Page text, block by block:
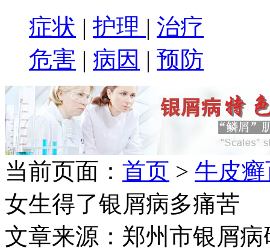
症状 | 护理 | 治疗
危害 | 病因 | 预防
当前页面： 首页 > 牛皮
女生得了银屑病多痛苦
文章来源：郑州市银屑